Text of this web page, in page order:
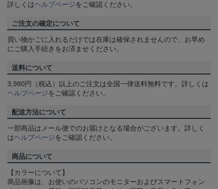
詳しくはヘルプページをご確認ください。
ご注文の確定について
買い物かごに入れるだけでは在庫は確保されませんので、お早め
にご購入手続きをお済ませください。
送料について
3,980円（税込）以上のご注文は全国一律送料無料です。詳しくは
ヘルプページをご確認ください。
配送方法について
一部商品はメール便でのお届けとなる場合がございます。詳しく
はヘルプページをご確認ください。
商品について
【カラーについて】
商品画像は、お使いのパソコンのモニターおよびスマートフォン